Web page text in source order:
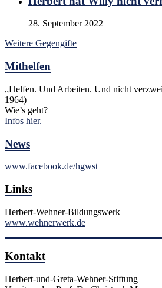
28. September 2022
Weitere Gegengifte
Mithelfen
„Helfen. Und Arbeiten. Und nicht
1964)
Wie’s geht?
Infos hier.
News
www.facebook.de/hgwst
Links
Herbert-Wehner-Bildungswerk
www.wehnerwerk.de
Kontakt
Herbert-und-Greta-Wehner-Stiftung